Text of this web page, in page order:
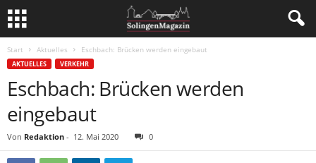
Start Aktuelles Eschbach: Brücken werden eingebaut
AKTUELLES VERKEHR
Eschbach: Brücken werden
eingebaut
Von Redaktion - 12. Mai 2020 0